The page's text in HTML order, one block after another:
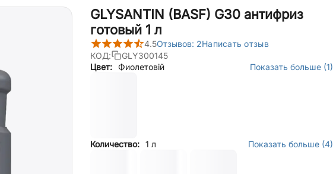
GLYSANTIN (BASF) G30 антифриз
готовый 1 л
4.5Отзывов: 2Написать отзыв
КОД:
GLY300145
Цвет: Фиолетовій Показать больше (1)
Количество: 1 л Показать больше (4)